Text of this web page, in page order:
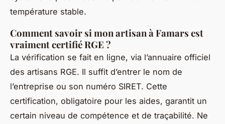
température stable.
Comment savoir si mon artisan à Famars est
vraiment certifié RGE ?
La vérification se fait en ligne, via l’annuaire officiel
des artisans RGE. Il suffit d’entrer le nom de
l’entreprise ou son numéro SIRET. Cette
certification, obligatoire pour les aides, garantit un
certain niveau de compétence et de traçabilité. Ne